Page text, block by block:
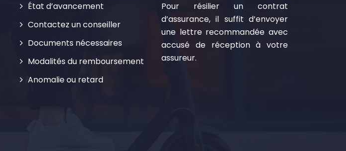
État d’avancement
Contactez un conseiller
Documents nécessaires
Modalités du remboursement
Anomalie ou retard
Pour résilier un contrat
d’assurance, il suffit d’envoyer
une lettre recommandée avec
accusé de réception à votre
assureur.